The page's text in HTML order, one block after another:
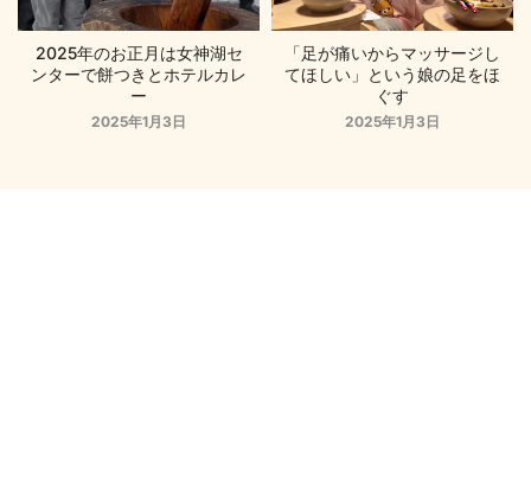
2025年のお正月は女神湖セ
ンターで餅つきとホテルカレ
ー
2025年1月3日
「足が痛いからマッサージし
てほしい」という娘の足をほ
ぐす
2025年1月3日